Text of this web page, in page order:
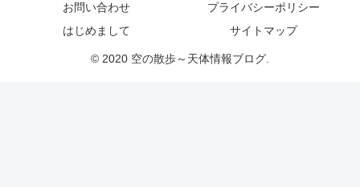
お問い合わせ
プライバシーポリシー
はじめまして
サイトマップ
© 2020 空の散歩～天体情報ブログ.